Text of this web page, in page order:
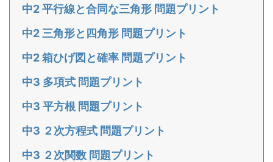
中2 平行線と合同な三角形 問題プリント
中2 三角形と四角形 問題プリント
中2 箱ひげ図と確率 問題プリント
中3 多項式 問題プリント
中3 平方根 問題プリント
中3 ２次方程式 問題プリント
中3 ２次関数 問題プリント